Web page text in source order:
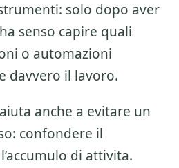
solo dopo aver
senso capire quali
o automazioni
davvero il lavoro.
anche a evitare un
confondere il
di attivita.